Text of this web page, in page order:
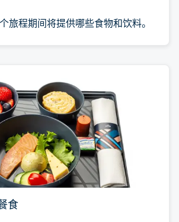
旅程期间将提供哪些食物和饮料。
食